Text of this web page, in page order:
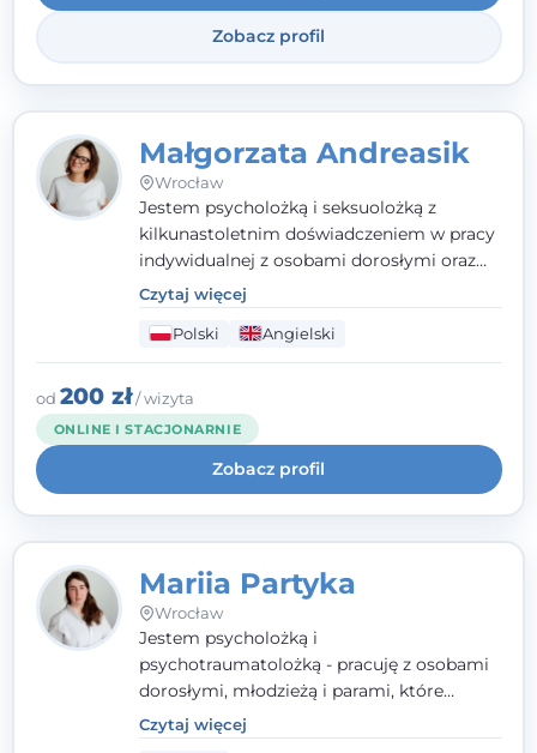
motywacyjnego itreningu uważności.
Zobacz profil
Małgorzata Andreasik
Wrocław
Jestem psycholożką i seksuolożką z
kilkunastoletnim doświadczeniem w pracy
indywidualnej z osobami dorosłymi oraz
parami. Specjalizuję się w obszarze zdrowia
seksualnego, żałoby, kryzysów życiowych i
wypalenia zawodowego. Pracuję w języku
polskim i angielskim, w podejściu
humanistycznym, opartym na
partnerstwie i podmiotowości klienta.
Czytaj więcej
Polski Angielski
od 200 zł/ wizyta
ONLINE I STACJONARNIE
Zobacz profil
Mariia Partyka
Wrocław
Jestem psycholożką i
psychotraumatolożką - pracuję z osobami
dorosłymi, młodzieżą i parami, które
doświadczają kryzysów psychicznych,
traumy, stanów lękowych i trudności
Czytaj więcej